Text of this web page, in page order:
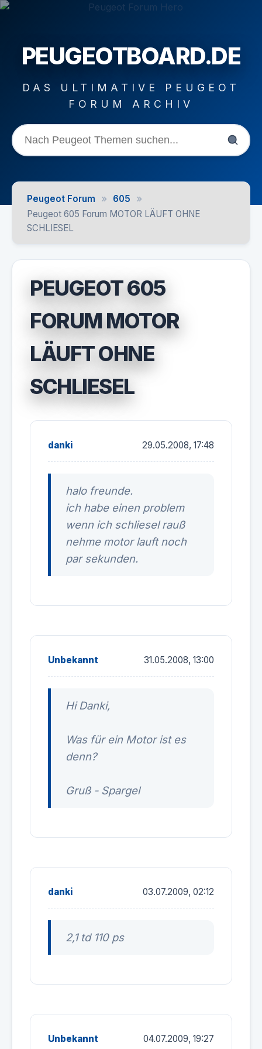
PEUGEOTBOARD.DE
DAS ULTIMATIVE PEUGEOT
FORUM ARCHIV
Peugeot Forum » 605 »
Peugeot 605 Forum MOTOR LÄUFT OHNE
SCHLIESEL
PEUGEOT 605
FORUM MOTOR
LÄUFT OHNE
SCHLIESEL
danki 29.05.2008, 17:48
halo freunde.
ich habe einen problem
wenn ich schliesel rauß
nehme motor lauft noch
par sekunden.
Unbekannt 31.05.2008, 13:00
Hi Danki,
Was für ein Motor ist es
denn?
Gruß - Spargel
danki 03.07.2009, 02:12
2,1 td 110 ps
Unbekannt 04.07.2009, 19:27